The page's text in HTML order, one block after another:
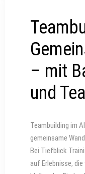
– mit
und
Teambuilding im
gemeinsame
Bei Tiefblick
auf Erlebnisse, die